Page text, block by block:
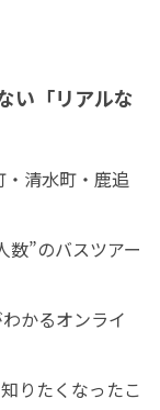
い「リアルな
清水町・鹿追
数”のバスツアー
かるオンライ
りたくなったこ